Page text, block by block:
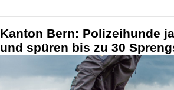
Kanton Bern: Polizeihunde
und spüren bis zu 30